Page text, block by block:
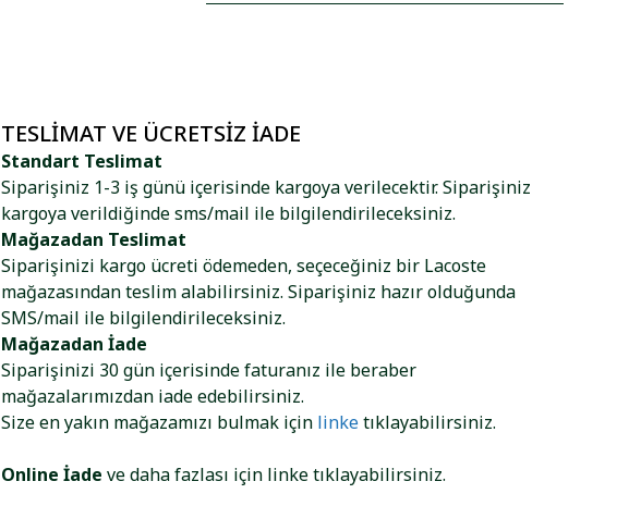
TESLIMAT VE ÜCRETSIZ İADE
Standart Teslimat
Siparişiniz 1-3 iş günü içerisinde kargoya verilecektir. Siparişiniz
kargoya verildiğinde sms/mail ile bilgilendirileceksiniz.
Mağazadan Teslimat
Siparişinizi kargo ücreti ödemeden, seçeceğiniz bir Lacoste
mağazasından teslim alabilirsiniz. Siparişiniz hazır olduğunda
SMS/mail ile bilgilendirileceksiniz.
Mağazadan İade
Siparişinizi 30 gün içerisinde faturanız ile beraber
mağazalarımızdan iade edebilirsiniz.
Size en yakın mağazamızı bulmak için linketıklayabilirsiniz.
Online İade ve daha fazlası için linketıklayabilirsiniz.